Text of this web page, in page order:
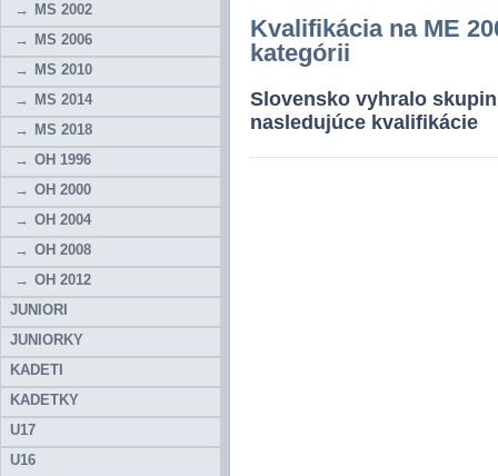
MS 2002
MS 2006
MS 2010
MS 2014
MS 2018
OH 1996
OH 2000
OH 2004
OH 2008
OH 2012
JUNIORI
JUNIORKY
KADETI
KADETKY
U17
U16
Kvalifikácia na ME
kategórii
Slovensko vyhralo
nasledujúce kvalifikácie